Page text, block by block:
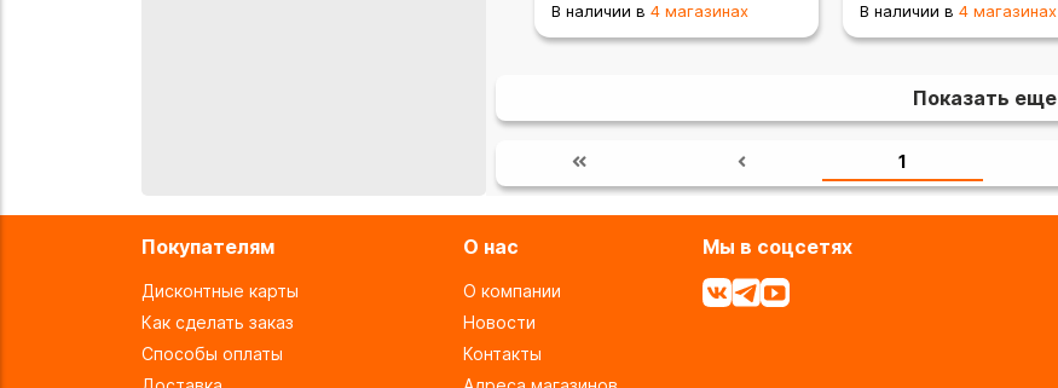
В наличии в 4 магазинах В наличии в 4 магазинах
Показать еще
1
Покупателям
Дисконтные карты
Как сделать заказ
Способы оплаты
О нас
О компании
Новости
Контакты
Мы в соцсетях